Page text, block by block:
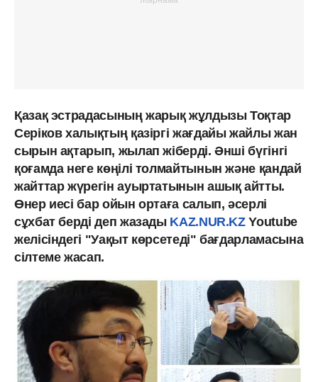
Қазақ эстрадасының жарық жұлдызы Тоқтар
Серіков халықтың қазіргі жағдайы жайлы жан
сырын ақтарып, жылап жіберді. Әнші бүгінгі
қоғамда неге көңілі толмайтынын және қандай
жайттар жүрегін ауыртатынын ашық айтты.
Өнер иесі бар ойын ортаға салып, әсерлі
сұхбат берді деп жазады KAZ.NUR.KZYoutube
желісіндегі "Уақыт көрсетеді" бағдарламасына
сілтеме жасап.